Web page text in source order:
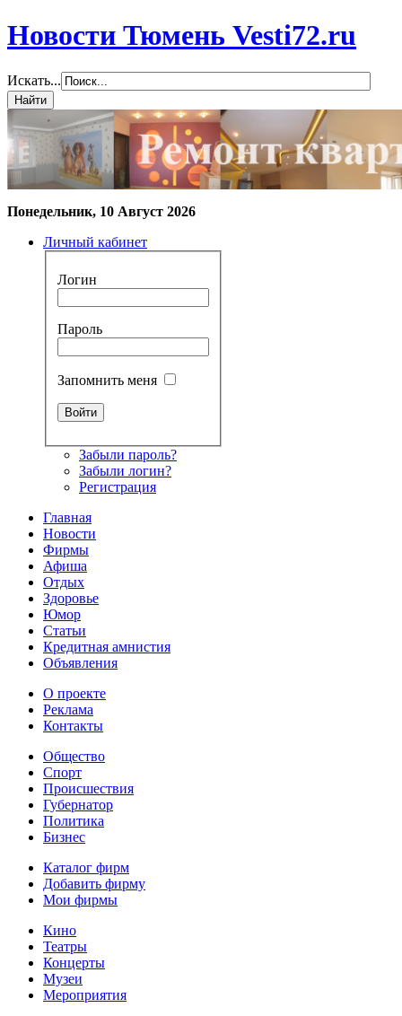
Новости Тюмень Vesti72.ru
Искать...
Понедельник, 10 Август 2026
Личный кабинет
Логин
Пароль
Запомнить меня
Забыли пароль?
Забыли логин?
Регистрация
Главная
Новости
Фирмы
Афиша
Отдых
Здоровье
Юмор
Статьи
Кредитная амнистия
Объявления
О проекте
Реклама
Контакты
Общество
Спорт
Происшествия
Губернатор
Политика
Бизнес
Каталог фирм
Добавить фирму
Мои фирмы
Кино
Театры
Концерты
Музеи
Мероприятия